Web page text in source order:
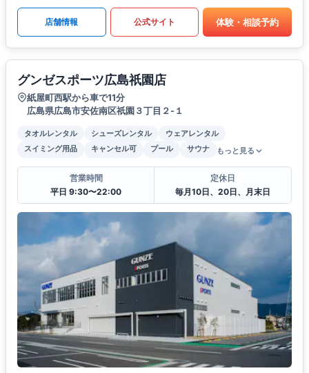
店舗情報 公式サイト 体験・相談予約
グンゼスポーツ広島祇園店
紙屋町西駅から車で11分
広島県広島市安佐南区祇園３丁目２-１
タオルレンタル シューズレンタル
ウェアレンタル
スイミング用品
キャンセル可 プール サウナ もっと見る
営業時間
平日 9:30〜22:00
定休日
毎月10日、20日、月末日